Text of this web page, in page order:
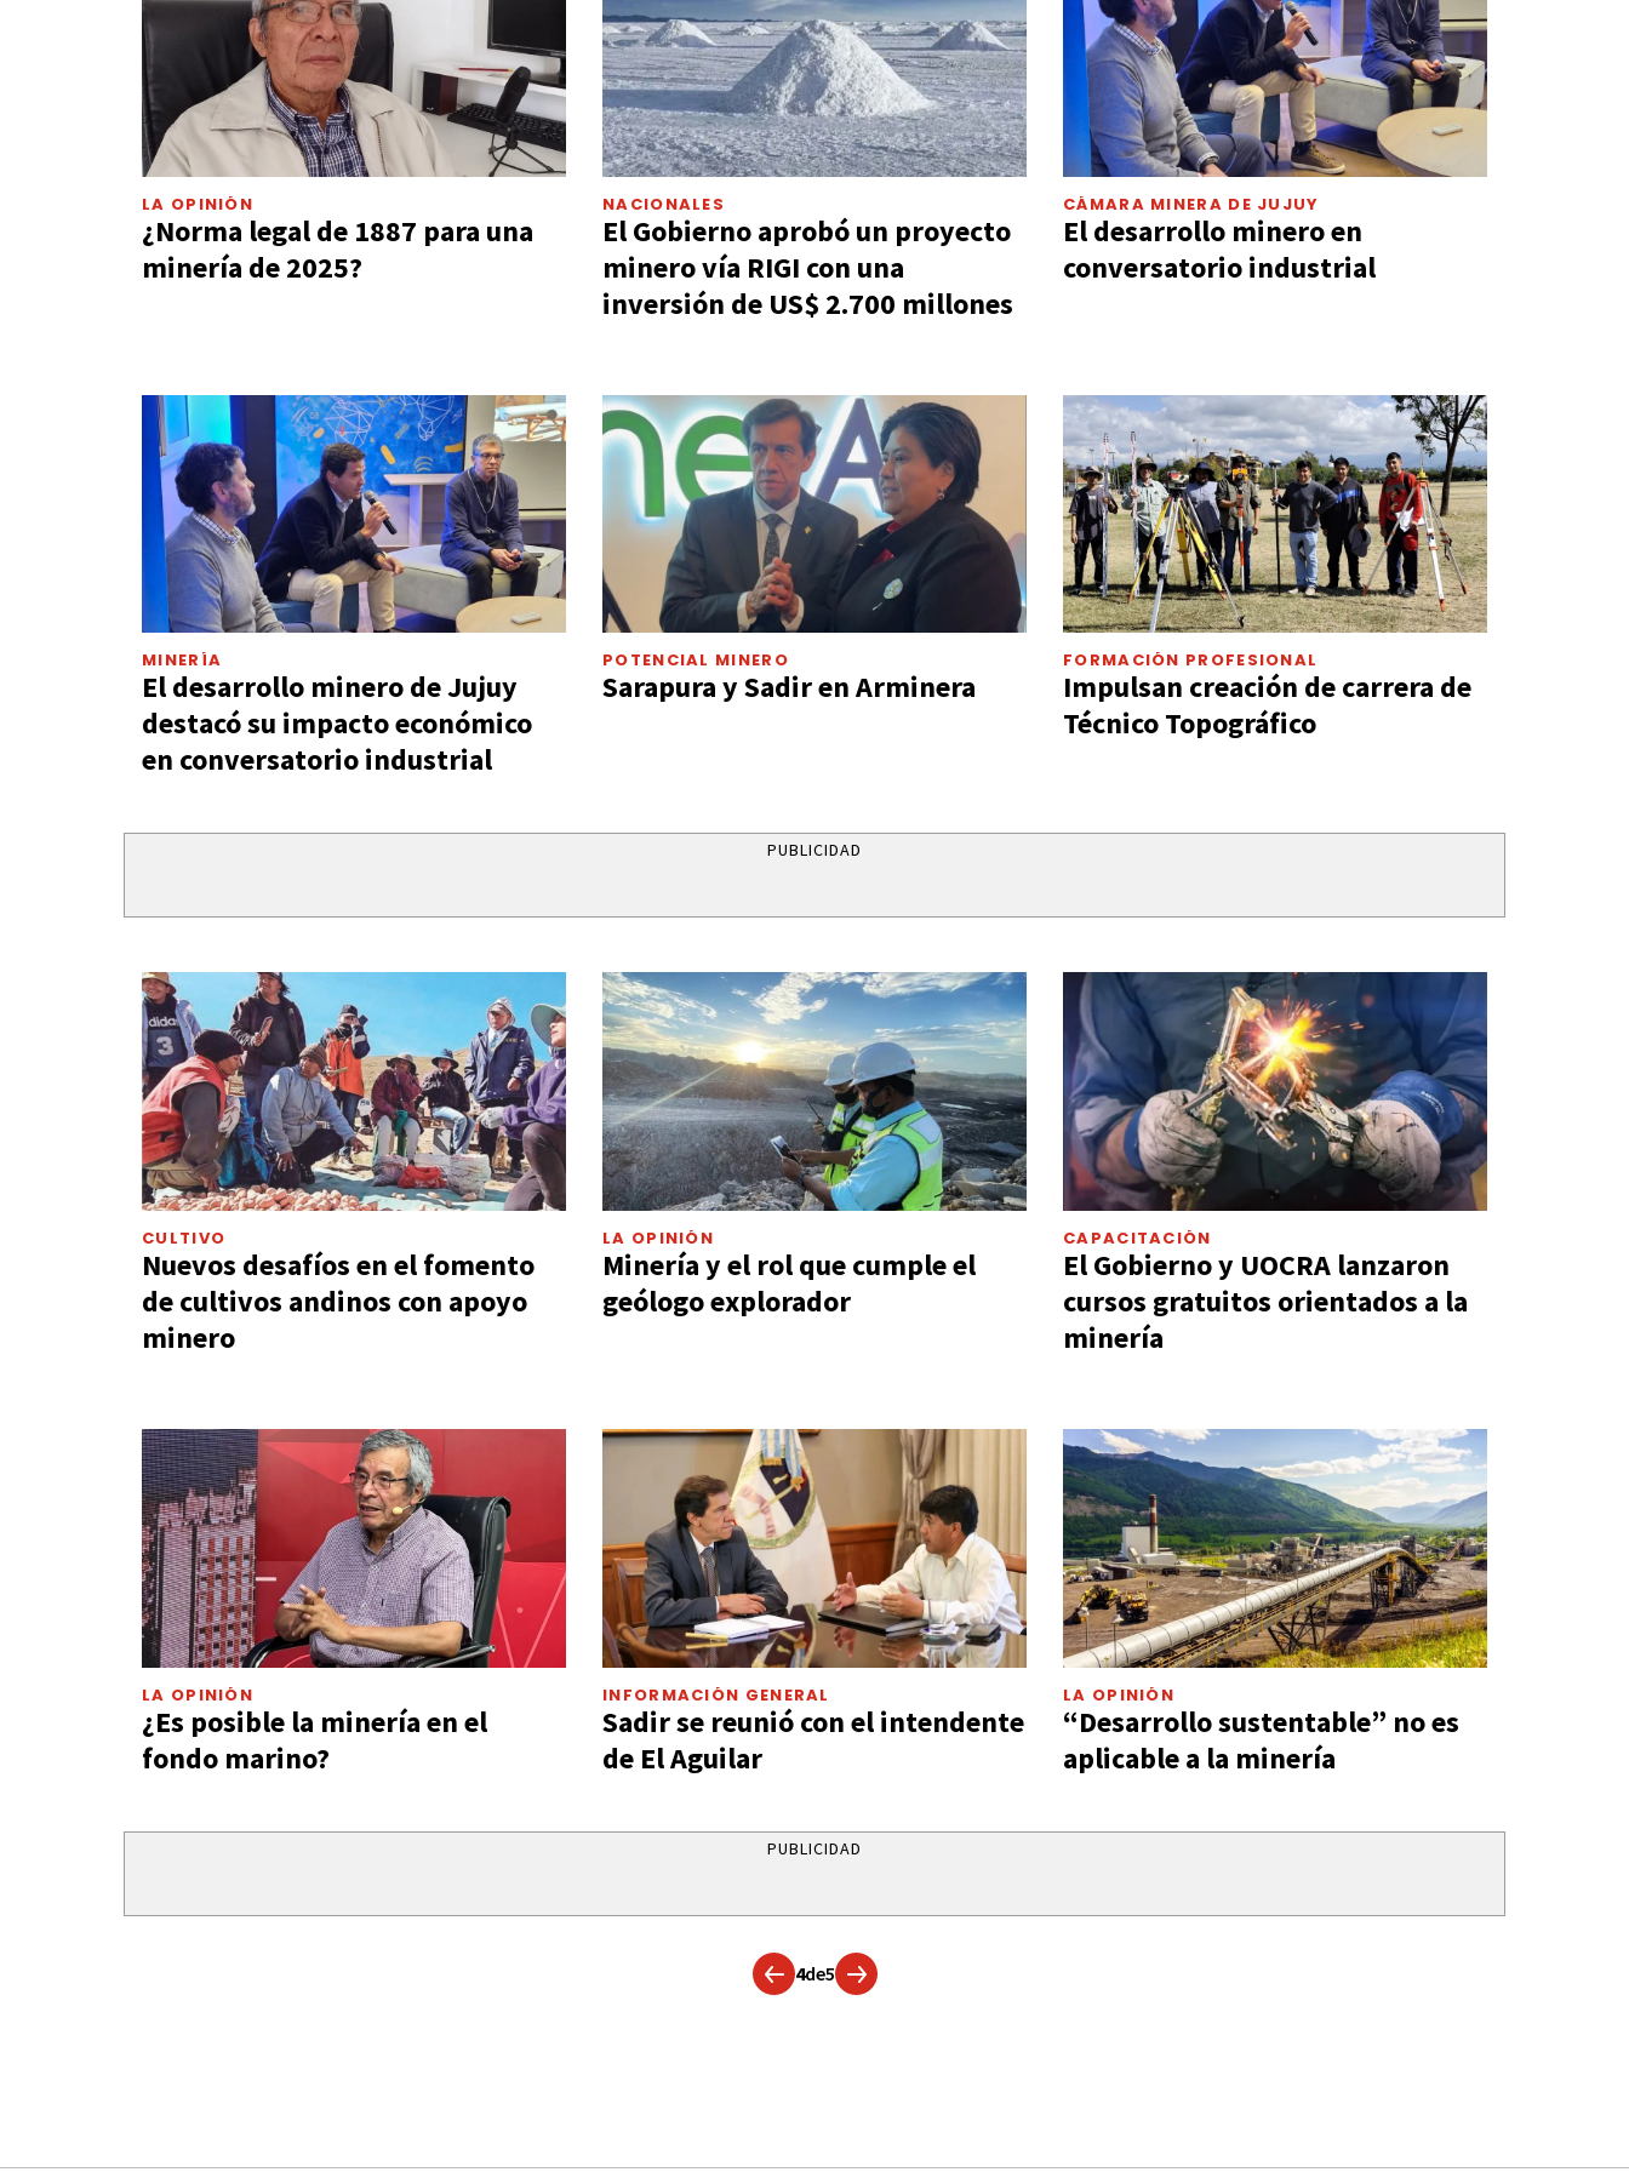
LA OPINIÓN
¿Norma legal de 1887 para una
minería de 2025?
NACIONALES
El Gobierno aprobó un proyecto
minero vía RIGI con una
inversión de US$ 2.700 millones
CÁMARA MINERA DE JUJUY
El desarrollo minero en
conversatorio industrial
MINERÍA
El desarrollo minero de Jujuy
destacó su impacto económico
en conversatorio industrial
POTENCIAL MINERO
Sarapura y Sadir en Arminera
FORMACIÓN PROFESIONAL
Impulsan creación de carrera de
Técnico Topográfico
PUBLICIDAD
CULTIVO
Nuevos desafíos en el fomento
de cultivos andinos con apoyo
minero
LA OPINIÓN
Minería y el rol que cumple el
geólogo explorador
CAPACITACIÓN
El Gobierno y UOCRA lanzaron
cursos gratuitos orientados a la
minería
LA OPINIÓN
¿Es posible la minería en el
fondo marino?
INFORMACIÓN GENERAL
Sadir se reunió con el intendente
de El Aguilar
LA OPINIÓN
“Desarrollo sustentable” no es
aplicable a la minería
PUBLICIDAD
4de5